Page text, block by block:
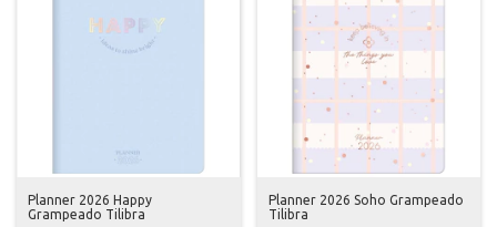
Planner 2026 Happy
Grampeado Tilibra
Planner 2026 Soho Grampeado
Tilibra